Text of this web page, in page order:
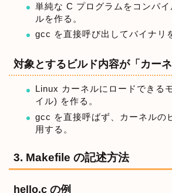
単純な C プログラムをコンパ
ルを作る。
gcc を直接呼び出してバイナリ
対象とするビルド内容が「カーネ
Linux カーネルにロードできる
イル) を作る。
gcc を直接呼ばず、カーネルの
用する。
3. Makefile の記述方法
hello.c の例